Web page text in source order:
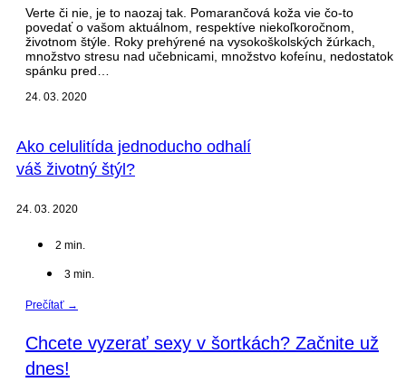
Verte či nie, je to naozaj tak. Pomarančová koža vie čo-to
povedať o vašom aktuálnom, respektíve niekoľkoročnom,
životnom štýle. Roky prehýrené na vysokoškolských žúrkach,
množstvo stresu nad učebnicami, množstvo kofeínu, nedostatok
spánku pred…
24. 03. 2020
Ako celulitída jednoducho odhalí
váš životný štýl?
24. 03. 2020
2 min.
3 min.
Prečítať →
Chcete vyzerať sexy v šortkách? Začnite už
dnes!